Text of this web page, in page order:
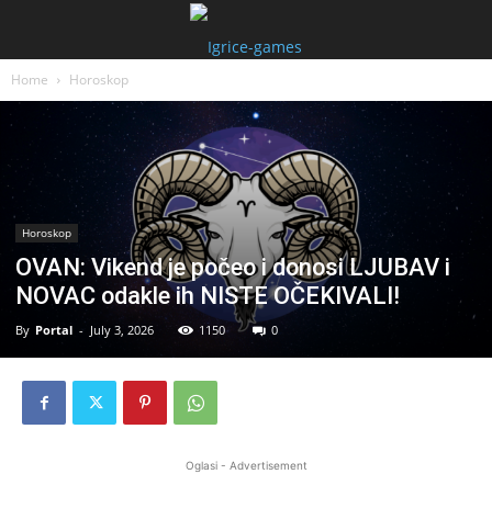
Home Horoskop
Horoskop
OVAN: Vikend je počeo i donosi LJUBAV i
NOVAC odakle ih NISTE OČEKIVALI!
By Portal - July 3, 2026 1150 0
Oglasi - Advertisement